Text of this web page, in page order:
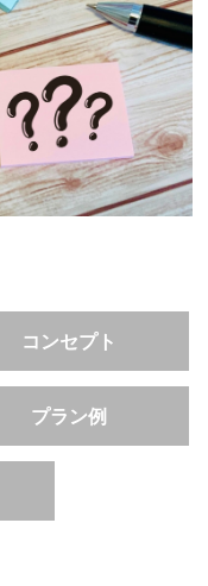
コンセプト
プラン例